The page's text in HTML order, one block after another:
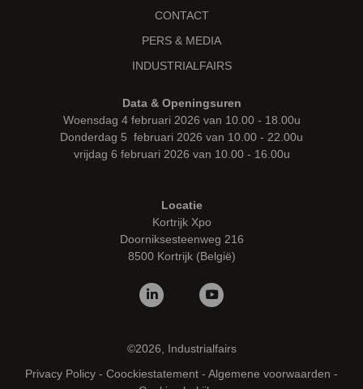
CONTACT
PERS & MEDIA
INDUSTRIALFAIRS
Data & Openingsuren
Woensdag 4 februari 2026 van 10.00 - 18.00u
Donderdag 5 februari 2026 van 10.00 - 22.00u
vrijdag 6 februari 2026 van 10.00 - 16.00u
Locatie
Kortrijk Xpo
Doorniksesteenweg 216
8500 Kortrijk (België)
©2026, Industrialfairs
Privacy Policy - Coockiestatement - Algemene voorwaarden -